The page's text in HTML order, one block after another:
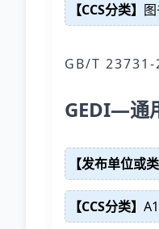
【CCS分类】
GB/T 23731-
GEDI—通
【发布单位或类
【CCS分类】